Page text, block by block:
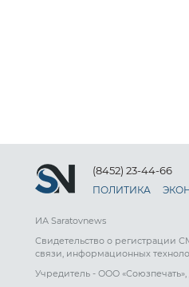
(8452) 23-44-66
ПОЛИТИКА
ИА Saratovnews
Свидетельство о регистрации
связи, информационных
Учредитель - ООО